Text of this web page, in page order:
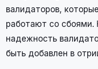
валидаторов,
работают со сбоями.
надежность
быть добавлен в